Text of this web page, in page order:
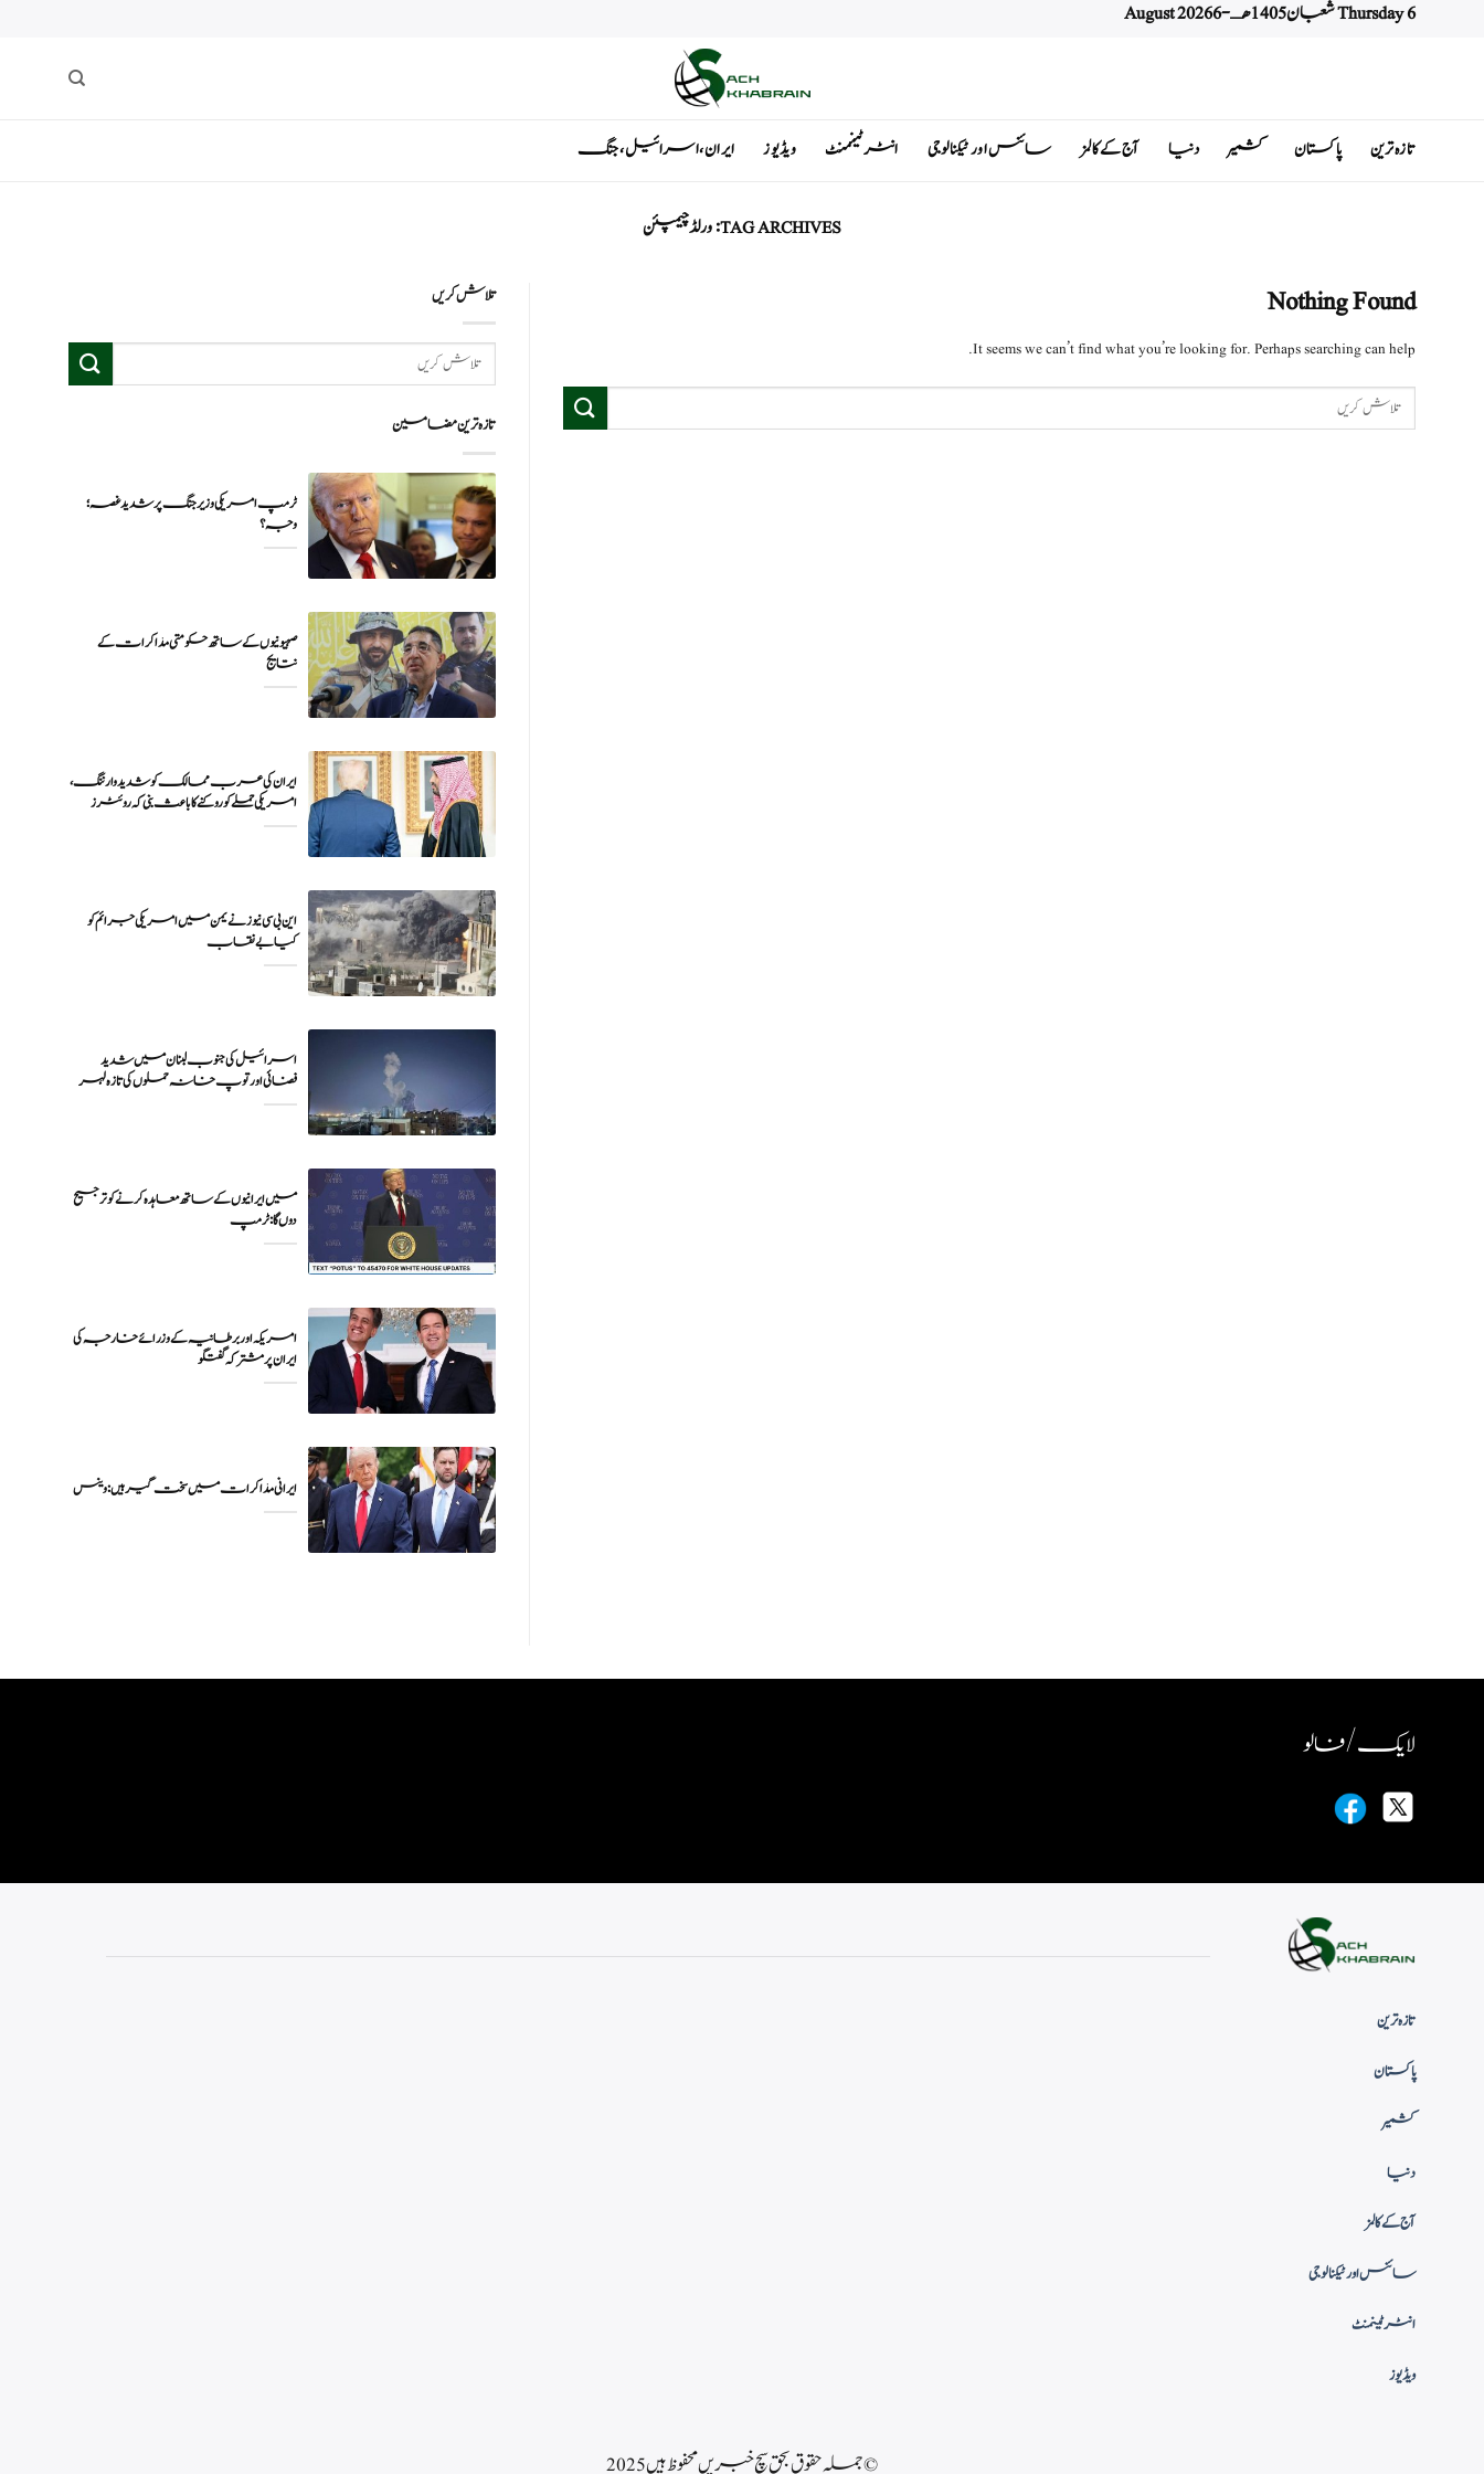
Thursday 6 شعبان 1405 هـ - 6 August 2026
تازہ ترین پاکستان کشمیر دنیا آج کے کالمز سائنس اور ٹیکنالوجی انٹرٹینمنٹ ویڈیوز ایران ، اسرائیل ، جنگ
TAG ARCHIVES: ورلڈ چیمپئن
Nothing Found
It seems we can’t find what you’re looking for. Perhaps searching can help.
تلاش کریں
تازہ ترین مضامین
ٹرمپ امریکی وزیر جنگ پر شدید غصہ؛
وجہ ؟
صہیونیوں کے ساتھ حکومتی مذاکرات کے
نتایج
ایران کی عرب ممالک کو شدید وارننگ،
امریکی حملے کو روکنے کا باعث بنی کہ روئٹرز
این بی سی نیوز نے یمن میں امریکی جرائم کو
اسرائیل کی جنوب لبنان میں شدید
فضائی اور توپ خانہ حملوں کی تازہ لہر
میں ایرانیوں کے ساتھ معاہدہ کرنے کو ترجیح
دوں گا : ٹرمپ
امریکہ اور برطانیہ کے وزرائے خارجہ کی
ایران پر مشترکہ گفتگو
ایرانی مذاکرات میں سخت گیر ہیں: وینس
لایک / فالو
تازہ ترین
پاکستان
کشمیر
دنیا
آج کے کالمز
سائنس اور ٹیکنالوجی
انٹرٹینمنٹ
ویڈیوز
© جملہ حقوق بحق سچ خبریں محفوظ ہیں 2025